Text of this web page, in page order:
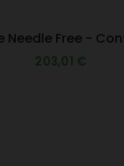
Free -
203,01 €